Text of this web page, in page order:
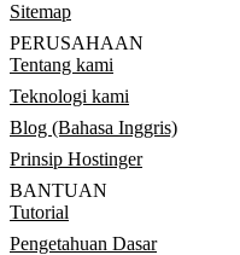
Sitemap
PERUSAHAAN
Tentang kami
Teknologi kami
Blog (Bahasa Inggris)
Prinsip Hostinger
BANTUAN
Tutorial
Pengetahuan Dasar